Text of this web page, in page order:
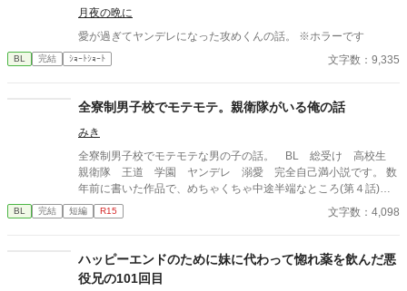
月夜の晩に
愛が過ぎてヤンデレになった攻めくんの話。 ※ホラーです
BL 完結 ｼｮｰﾄｼｮｰﾄ 文字数：9,335
全寮制男子校でモテモテ。親衛隊がいる俺の話
みき
全寮制男子校でモテモテな男の子の話。 BL 総受け 高校生
親衛隊 王道 学園 ヤンデレ 溺愛 完全自己満小説です。 数
年前に書いた作品で、めちゃくちゃ中途半端なところ(第４話)で
終わります。実験的公開作品
BL 完結 短編 R15 文字数：4,098
ハッピーエンドのために妹に代わって惚れ薬を飲んだ悪
役兄の101回目